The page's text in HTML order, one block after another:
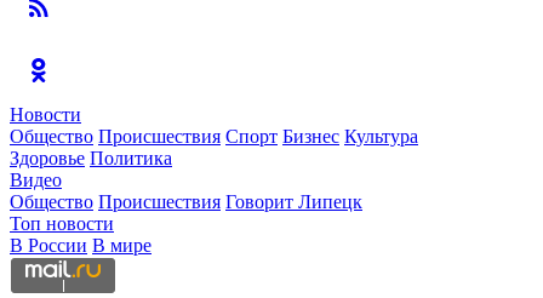
Новости
Общество Происшествия Спорт Бизнес Культура
Здоровье Политика
Видео
Общество Происшествия Говорит Липецк
Топ новости
В России В мире